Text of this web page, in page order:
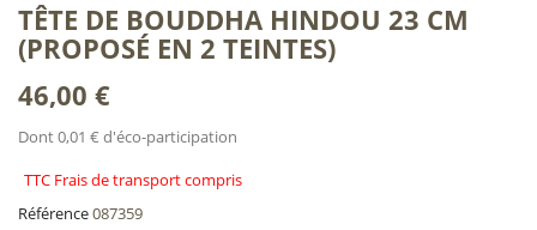
TÊTE DE BOUDDHA HINDOU 23 CM
(PROPOSÉ EN 2 TEINTES)
46,00 €
Dont 0,01 € d'éco-participation
TTC Frais de transport compris
Référence087359